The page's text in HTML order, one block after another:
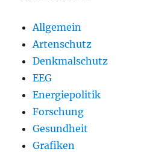
Allgemein
Artenschutz
Denkmalschutz
EEG
Energiepolitik
Forschung
Gesundheit
Grafiken